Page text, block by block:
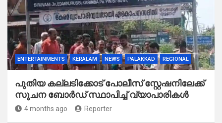
ENTERTAINMENTS KERALAM NEWS PALAKKAD REGIONAL
പുതിയ കല്ലടിക്കോട് പോലീസ് സ്റ്റേഷനിലേക്ക്
സൂചന ബോർഡ് സ്ഥാപിച്ച് വ്യാപാരികൾ
4 months ago Reporter